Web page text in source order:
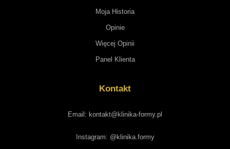
Moja Historia
Opinie
Więcej Opinii
Panel Klienta
Kontakt
Email: kontakt@klinika-formy.pl
Instagram: @klinika.formy